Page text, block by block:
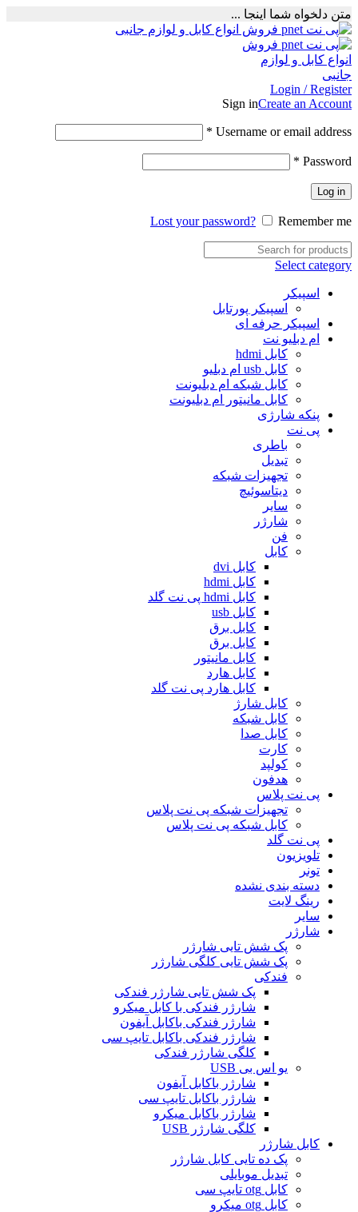
متن دلخواه شما اینجا ...
Login / Register
Sign inCreate an Account
Username or email address
*
Password
*
Log in
Lost your password? Remember me
Select category
اسپیکر
اسپیکر پورتابل
اسپیکر حرفه ای
ام دبلیو نت
کابل hdmi
کابل usb ام دبلیو
کابل شبکه ام دبلیونت
کابل مانیتور ام دبلیونت
پنکه شارژی
پی نت
باطری
تبدیل
تجهیزات شبکه
دیتاسوئیچ
سایر
شارژر
فن
کابل
کابل dvi
کابل hdmi
کابل hdmi پی نت گلد
کابل usb
کابل برق
کابل برق
کابل مانیتور
کابل هارد
کابل هارد پی نت گلد
کابل شارژ
کابل شبکه
کابل صدا
کارت
کولپد
هدفون
پی نت پلاس
تجهیزات شبکه پی نت پلاس
کابل شبکه پی نت پلاس
پی نت گلد
تلویزیون
تونر
دسته بندی نشده
رینگ لایت
سایر
شارژر
پک شش تایی شارژر
پک شش تایی کلگی شارژر
فندکی
پک شش تایی شارژر فندکی
شارژر فندکی با کابل میکرو
شارژر فندکی باکابل آیفون
شارژر فندکی باکابل تایپ سی
کلگی شارژر فندکی
یو اس بی USB
شارژر باکابل آیفون
شارژر باکابل تایپ سی
شارژر باکابل میکرو
کلگی شارژر USB
کابل شارژر
پک ده تایی کابل شارژر
تبدیل موبایلی
کابل otg تایپ سی
کابل otg میکرو